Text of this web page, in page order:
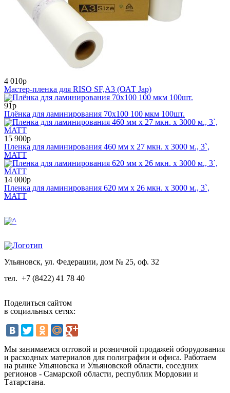
4 010р
Мастер-пленка для RISO SF,А3 (ОАТ Jap)
91р
Плёнка для ламинирования 70х100 100 мкм 100шт.
15 900р
Пленка для ламинирования 460 мм x 27 мкн. x 3000 м., 3`,
MATT
14 000р
Пленка для ламинирования 620 мм x 26 мкн. x 3000 м., 3`,
MATT
Ульяновск, ул. Федерации, дом № 25, оф. 32
тел. +7 (8422) 41 78 40
Поделиться сайтом
в социальных сетях:
Мы занимаемся оптовой и розничной продажей оборудования
и расходных материалов для полиграфии и офиса. Работаем
на рынке Ульяновска и Ульяновской области, соседних
регионов - Самарской области, республик Мордовии и
Татарстана.